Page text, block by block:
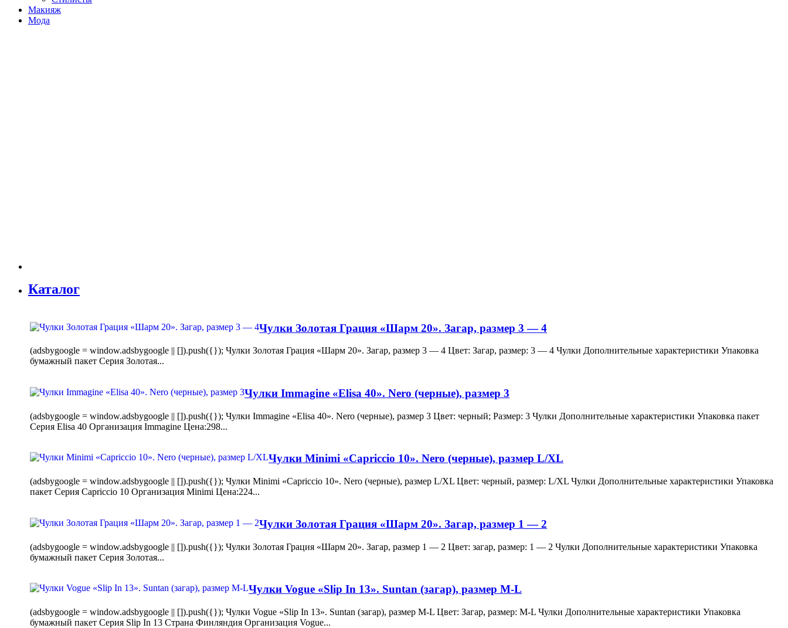
Макияж
Мода
Каталог
Чулки Золотая Грация «Шарм 20». Загар, размер 3 — 4
(adsbygoogle = window.adsbygoogle || []).push({}); Чулки Золотая Грация «Шарм 20». Загар, размер 3 — 4 Цвет: Загар, размер: 3 — 4 Чулки Дополнительные характеристики Упаковка
бумажный пакет Серия Золотая...
Чулки Immagine «Elisa 40». Nero (черные), размер 3
(adsbygoogle = window.adsbygoogle || []).push({}); Чулки Immagine «Elisa 40». Nero (черные), размер 3 Цвет: черный; Размер: 3 Чулки Дополнительные характеристики Упаковка пакет
Серия Elisa 40 Организация Immagine Цена:298...
Чулки Minimi «Capriccio 10». Nero (черные), размер L/XL
(adsbygoogle = window.adsbygoogle || []).push({}); Чулки Minimi «Capriccio 10». Nero (черные), размер L/XL Цвет: черный, размер: L/XL Чулки Дополнительные характеристики Упаковка
пакет Серия Capriccio 10 Организация Minimi Цена:224...
Чулки Золотая Грация «Шарм 20». Загар, размер 1 — 2
(adsbygoogle = window.adsbygoogle || []).push({}); Чулки Золотая Грация «Шарм 20». Загар, размер 1 — 2 Цвет: загар, размер: 1 — 2 Чулки Дополнительные характеристики Упаковка
бумажный пакет Серия Золотая...
Чулки Vogue «Slip In 13». Suntan (загар), размер M-L
(adsbygoogle = window.adsbygoogle || []).push({}); Чулки Vogue «Slip In 13». Suntan (загар), размер M-L Цвет: Загар, размер: M-L Чулки Дополнительные характеристики Упаковка
бумажный пакет Серия Slip In 13 Страна Финляндия Организация Vogue...